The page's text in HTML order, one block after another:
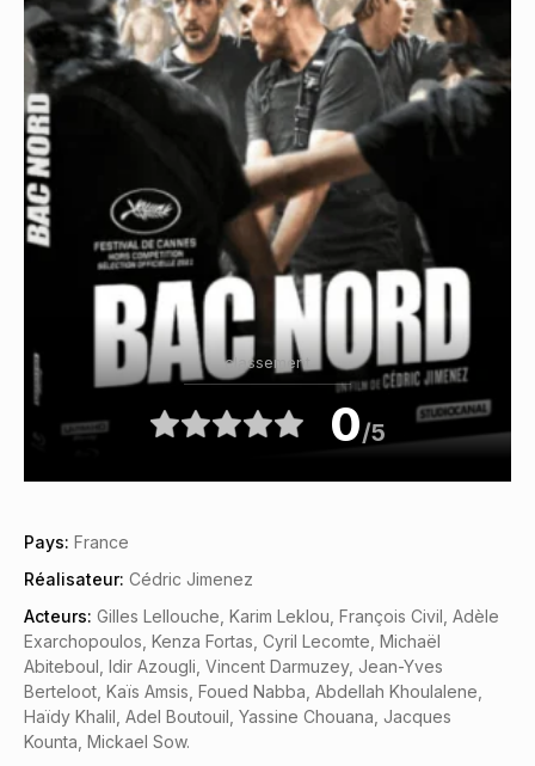
classement
0/5
Pays: France
Réalisateur: Cédric Jimenez
Acteurs: Gilles Lellouche, Karim Leklou, François Civil, Adèle
Exarchopoulos, Kenza Fortas, Cyril Lecomte, Michaël
Abiteboul, Idir Azougli, Vincent Darmuzey, Jean-Yves
Berteloot, Kaïs Amsis, Foued Nabba, Abdellah Khoulalene,
Haïdy Khalil, Adel Boutouil, Yassine Chouana, Jacques
Kounta, Mickael Sow.